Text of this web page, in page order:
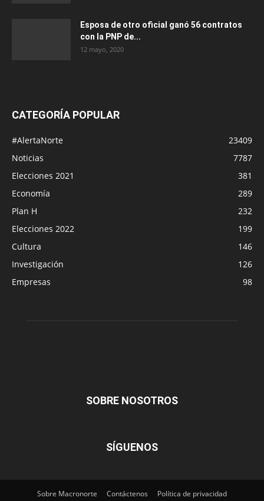
Esposa de otro oficial ganó 56 contratos
con la PNP de...
12 mayo, 2020
CATEGORÍA POPULAR
#AlertaNorte
23409
Noticias
7787
Elecciones 2021
381
Economía
289
Plan H
232
Elecciones 2022
199
Cultura
146
Investigación
126
Empresas
98
SOBRE NOSOTROS
SÍGUENOS
Sobre Macronorte Contáctenos Política de privacidad